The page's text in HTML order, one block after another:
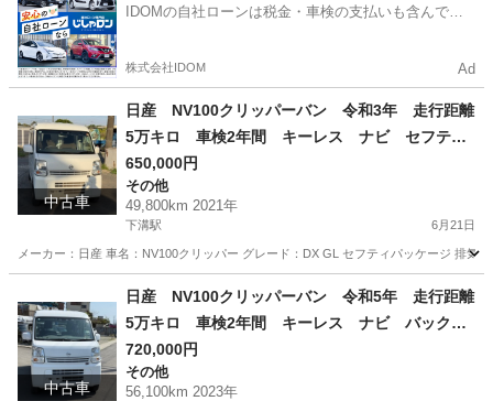
IDOMの自社ローンは税金・車検の支払いも含んでい
株式会社IDOM Ad
中古車
日産 NV100クリッパーバン 令和3年 走行距離
5万キロ 車検2年間 キーレス ナビ セフティ
サポート
650,000円
その他
49,800km 2021年
下溝駅 6月21日
メーカー：日産 車名：NV100クリッパー グレード：DX GL セフティパッケージ 排
相模原市 その他 走行距離
中古車
日産 NV100クリッパーバン 令和5年 走行距離
5万キロ 車検2年間 キーレス ナビ バックカ
メラ
720,000円
その他
56,100km 2023年